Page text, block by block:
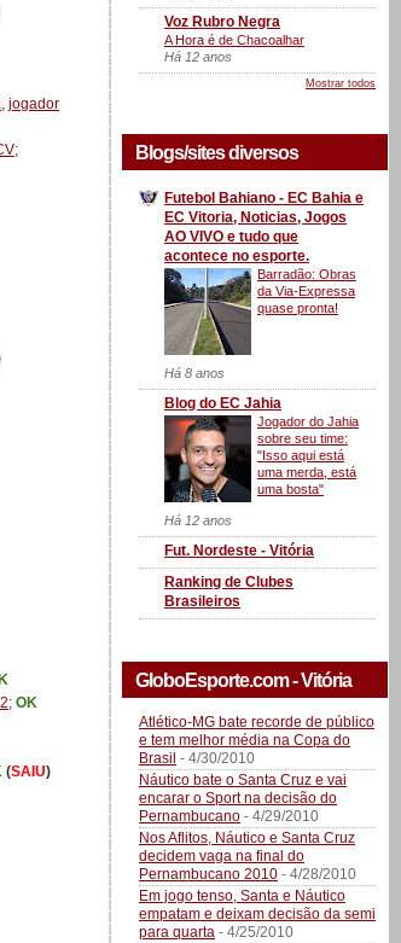
, jogador
;
; OK
(SAIU)
Voz Rubro Negra
A Hora é de Chacoalhar
Há 12 anos
Mostrar todos
Blogs/sites diversos
Futebol Bahiano - EC Bahia e
EC Vitoria, Noticias, Jogos
AO VIVO e tudo que
acontece no esporte.
Barradão: Obras
da Via-Expressa
quase pronta!
Há 8 anos
Blog do EC Jahia
Jogador do Jahia
sobre seu time:
"Isso aqui está
uma merda, está
uma bosta"
Há 12 anos
Fut. Nordeste - Vitória
Ranking de Clubes
Brasileiros
GloboEsporte.com - Vitória
Atlético-MG bate recorde de público
e tem melhor média na Copa do
Brasil - 4/30/2010
Náutico bate o Santa Cruz e vai
encarar o Sport na decisão do
Pernambucano - 4/29/2010
Nos Aflitos, Náutico e Santa Cruz
decidem vaga na final do
Pernambucano 2010 - 4/28/2010
Em jogo tenso, Santa e Náutico
empatam e deixam decisão da semi
para quarta - 4/25/2010